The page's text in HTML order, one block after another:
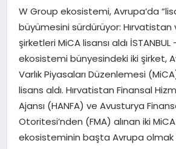
W Group ekosistemi, Avrupa’da
büyümesini sürdürüyor: Hırvatistan
şirketleri MiCA lisansı aldı
ekosistemi bünyesindeki iki şirket,
Varlık Piyasaları Düzenlemesi
lisans aldı. Hırvatistan Finansal
Ajansı (HANFA) ve Avusturya
Otoritesi’nden (FMA) alınan iki
ekosisteminin başta Avrupa olmak